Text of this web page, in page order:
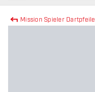
Mission Spieler Dartpfeile